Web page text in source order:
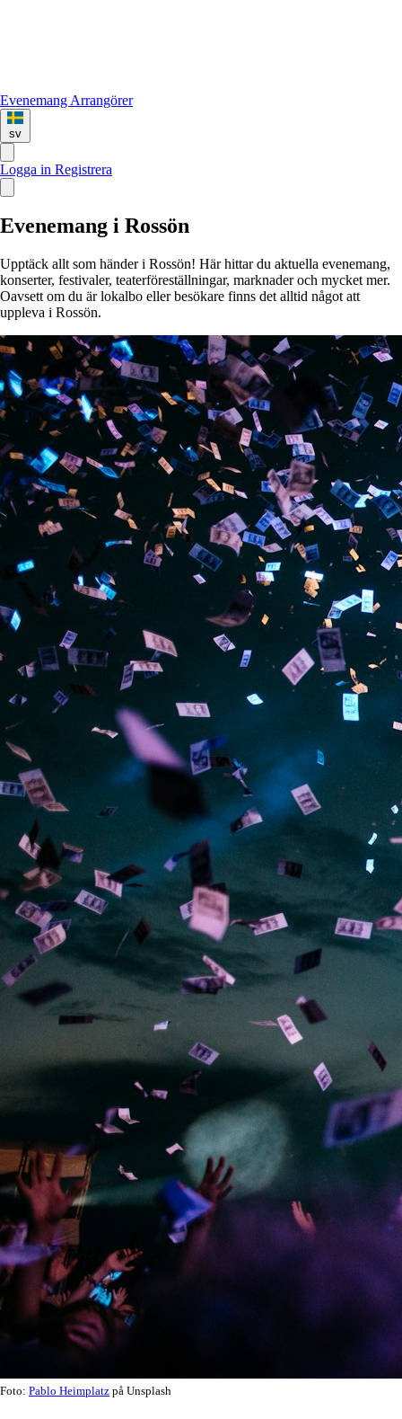
Evenemang Arrangörer
sv
Logga in Registrera
Evenemang i Rossön
Upptäck allt som händer i Rossön! Här hittar du aktuella evenemang,
konserter, festivaler, teaterföreställningar, marknader och mycket mer.
Oavsett om du är lokalbo eller besökare finns det alltid något att
uppleva i Rossön.
Foto: Pablo Heimplatz på Unsplash